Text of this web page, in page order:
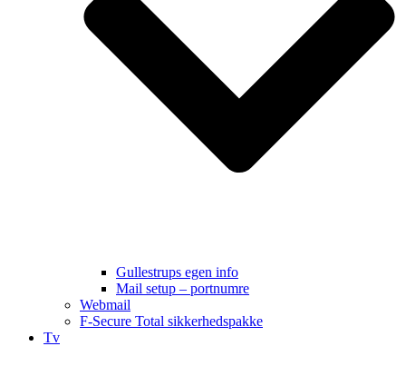
Gullestrups egen info
Mail setup – portnumre
Webmail
F-Secure Total sikkerhedspakke
Tv